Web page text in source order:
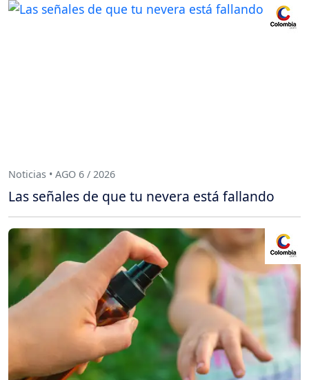
Noticias • AGO 6 / 2026
Las señales de que tu nevera está fallando